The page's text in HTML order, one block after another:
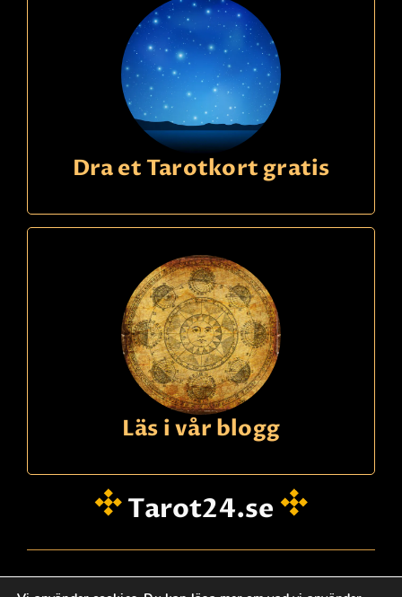
Dra et Tarotkort gratis
Läs i vår blogg
Tarot24.se